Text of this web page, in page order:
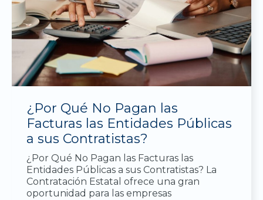
¿Por Qué No Pagan las
Facturas las Entidades Públicas
a sus Contratistas?
¿Por Qué No Pagan las Facturas las
Entidades Públicas a sus Contratistas? La
Contratación Estatal ofrece una gran
oportunidad para las empresas